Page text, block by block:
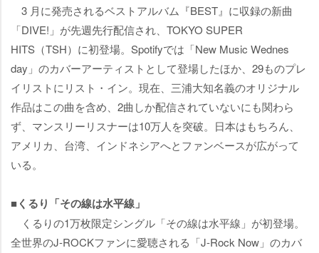
3 月に発売されるベストアルバム『BEST』に収録の新曲
「DIVE!」が先週先行配信され、TOKYO SUPER
HITS（TSH）に初登場。Spotifyでは「New Music Wednes
day」のカバーアーティストとして登場したほか、29ものプレ
イリストにリスト・イン。現在、三浦大知名義のオリジナル
作品はこの曲を含め、2曲しか配信されていないにも関わら
ず、マンスリーリスナーは10万人を突破。日本はもちろん、
アメリカ、台湾、インドネシアへとファンベースが広がって
いる。
■くるり「その線は水平線」
くるりの1万枚限定シングル「その線は水平線」が初登場。
全世界のJ-ROCKファンに愛聴される「J-Rock Now」のカバ